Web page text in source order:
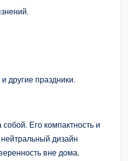
другие праздники.
Его компактность и
дизайн
вне дома,